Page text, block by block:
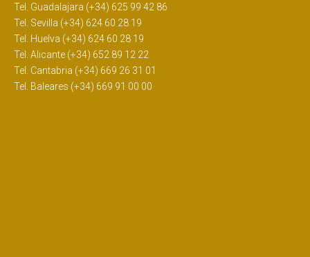
Tel. Guadalajara (+34) 625 99 42 86
Tel. Sevilla (+34) 624 60 28 19
Tel. Huelva (+34) 624 60 28 19
Tel. Alicante (+34) 652 89 12 22
Tel. Cantabria (+34) 669 26 31 01
Tel. Baleares (+34) 669 91 00 00